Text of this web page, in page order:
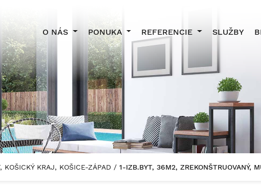
O NÁS PONUKA REFERENCIE SLUŽBY
KOŠICKÝ KRAJ, KOŠICE-ZÁPAD / 1-IZB.BYT, 36M2, ZREKONŠTRUOVANÝ,